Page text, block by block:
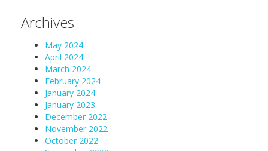
Archives
May 2024
April 2024
March 2024
February 2024
January 2024
January 2023
December 2022
November 2022
October 2022